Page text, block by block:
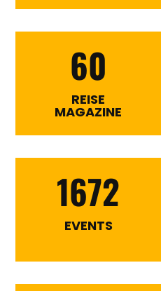
60
REISE
MAGAZINE
1672
EVENTS